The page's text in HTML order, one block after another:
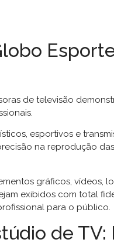
de televisão
esportivos e
na reprodução
gráficos, vídeos,
exibidos com total
para o público.
de TV: